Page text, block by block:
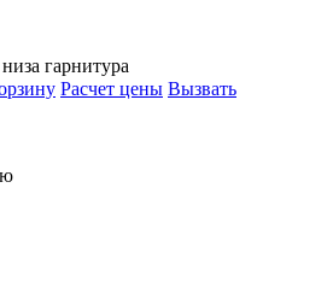
гарнитура
Расчет цены Вызвать